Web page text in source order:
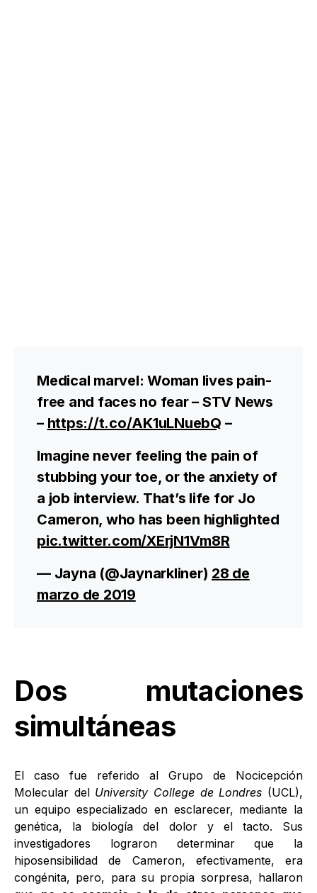
Medical marvel: Woman lives pain-
free and faces no fear – STV News
– https://t.co/AK1uLNuebQ –
Imagine never feeling the pain of
stubbing your toe, or the anxiety of
a job interview. That’s life for Jo
Cameron, who has been highlighted
pic.twitter.com/XErjN1Vm8R
— Jayna (@Jaynarkliner) 28 de
marzo de 2019
Dos mutaciones
simultáneas
El caso fue referido al Grupo de Nocicepción
Molecular del University College de Londres (UCL),
un equipo especializado en esclarecer, mediante la
genética, la biología del dolor y el tacto. Sus
investigadores lograron determinar que la
hiposensibilidad de Cameron, efectivamente, era
congénita, pero, para su propia sorpresa, hallaron